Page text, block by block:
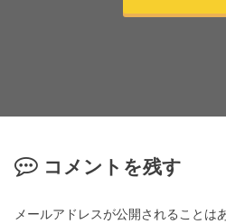
コメントを残す
メールアドレスが公開されることは